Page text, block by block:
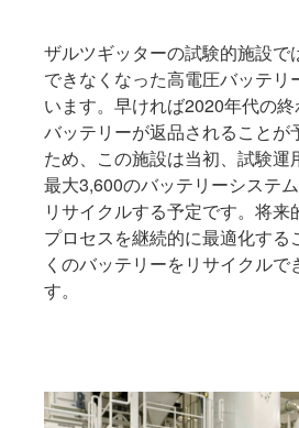
ザルツギッターの試験的施設で
できなくなった高電圧バッテリ
います。早ければ2020年代の
バッテリーが返品されることが
ため、この施設は当初、試験運
最大3,600のバッテリーシステ
リサイクルする予定です。将来
プロセスを継続的に最適化する
くのバッテリーをリサイクルで
す。